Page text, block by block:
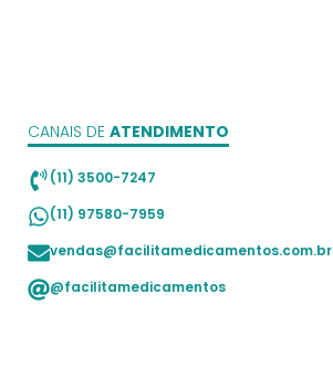
CANAIS DE ATENDIMENTO
(11) 3500-7247
(11) 97580-7959
vendas@facilitamedicamentos.com.br
@facilitamedicamentos